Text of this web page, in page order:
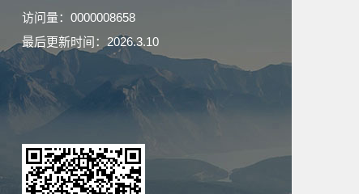
访问量： 0000008658
最后更新时间： 2026.3.10